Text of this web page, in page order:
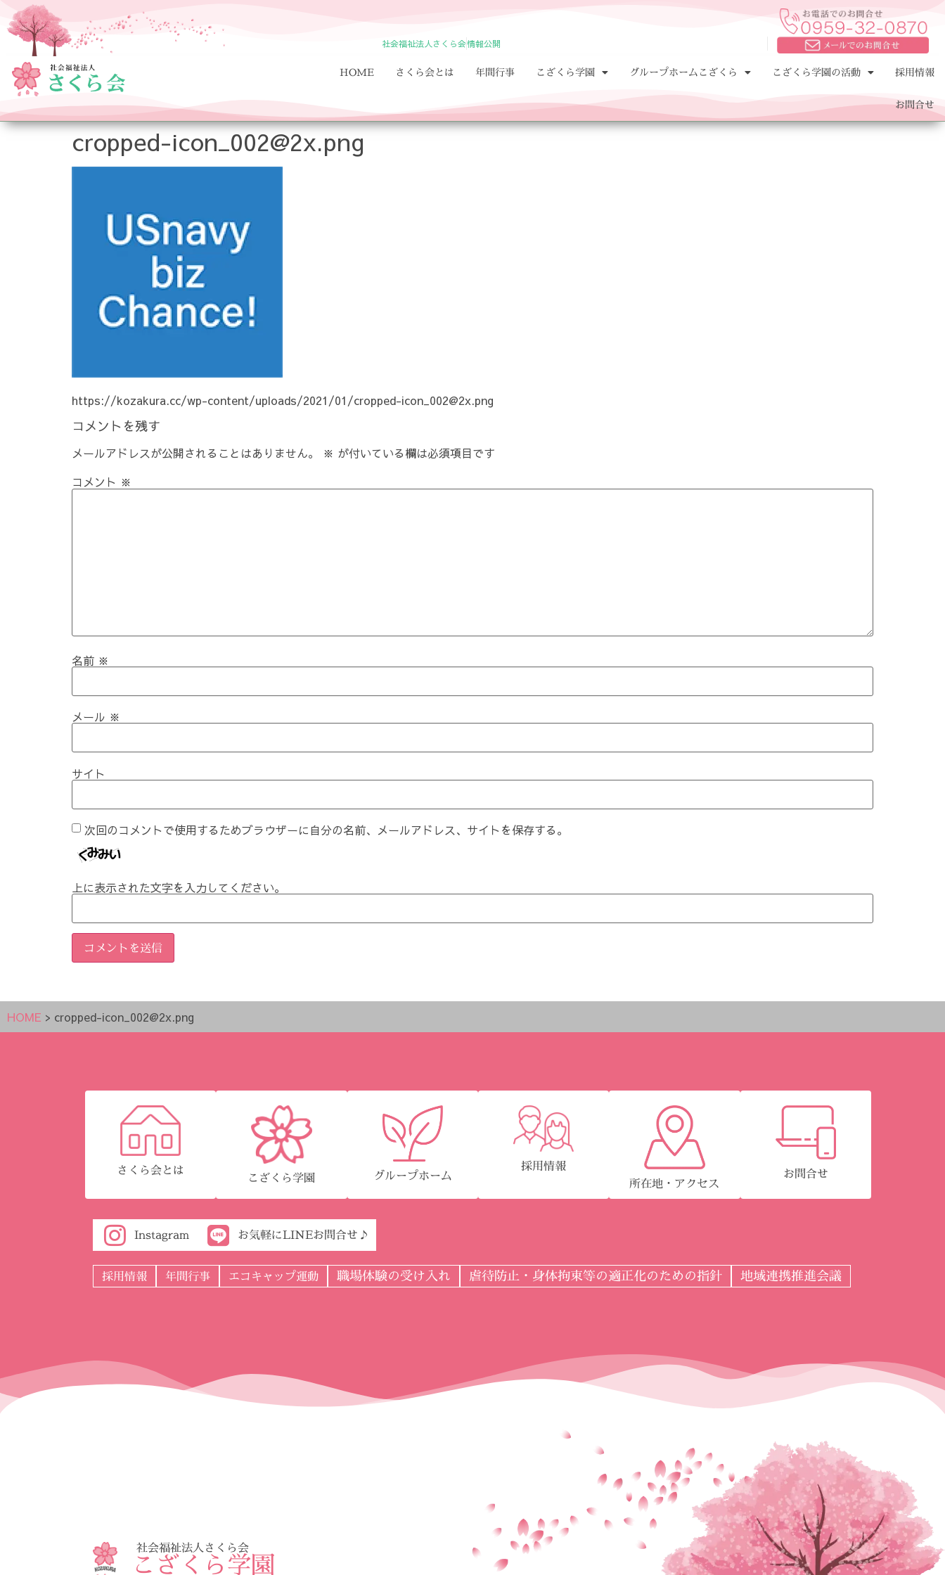
社会福祉法人さくら会情報公開
HOME さくら会とは 年間行事 こざくら学園 グループホームこざくら こざくら学園の活動 採用情報
お問合せ
cropped-icon_002@2x.png
https://kozakura.cc/wp-content/uploads/2021/01/cropped-icon_002@2x.png
コメントを残す
メールアドレスが公開されることはありません。 ※ が付いている欄は必須項目です
コメント ※
名前 ※
メール ※
サイト
次回のコメントで使用するためブラウザーに自分の名前、メールアドレス、サイトを保存する。
上に表示された文字を入力してください。
HOME > cropped-icon_002@2x.png
さくら会とは こざくら学園 グループホーム
採用情報
所在地・アクセス
お問合せ
Instagram お気軽にLINEお問合せ♪
採用情報 年間行事 エコキャップ運動 職場体験の受け入れ 虐待防止・身体拘束等の適正化のための指針 地域連携推進会議
社会福祉法人さくら会
こざくら学園